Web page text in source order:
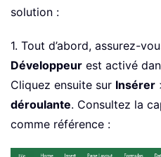
solution :
1. Tout d’abord, assurez-
Développeur est activé
Cliquez ensuite sur Insérer
déroulante. Consultez la
comme référence :